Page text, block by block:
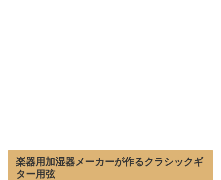
楽器用加湿器メーカーが作るクラシックギ
ター用弦